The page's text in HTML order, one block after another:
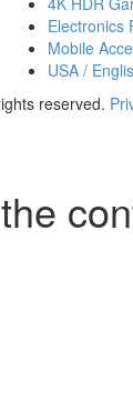
Electronics
Mobile
USA /
reserved.